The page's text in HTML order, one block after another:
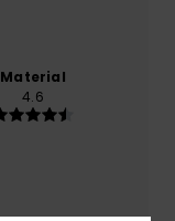
Material
4.6